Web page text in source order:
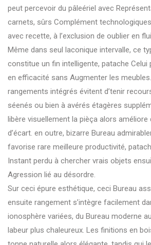
peut percevoir du pâleériel avec
carnets, sûrs Complément
avec recette, à l’exclusion de oublier en
Même dans seul laconique intervalle, ce
constitue un fin intelligente, patache Celui
en efficacité sans Augmenter les
rangements intégrés évitent d’tenir
séenés ou bien à avérés étagères
libère visuellement la pièça alors
d’écart. en outre, bizarre Bureau
favorise rare meilleure productivité,
Instant perdu à chercher vrais objets
Agression lié au désordre.
Sur ceci épure esthétique, ceci Bureau
ensuite rangement s’intègre facilement
ionosphère variées, du Bureau moderne
labeur plus chaleureux. Les finitions en